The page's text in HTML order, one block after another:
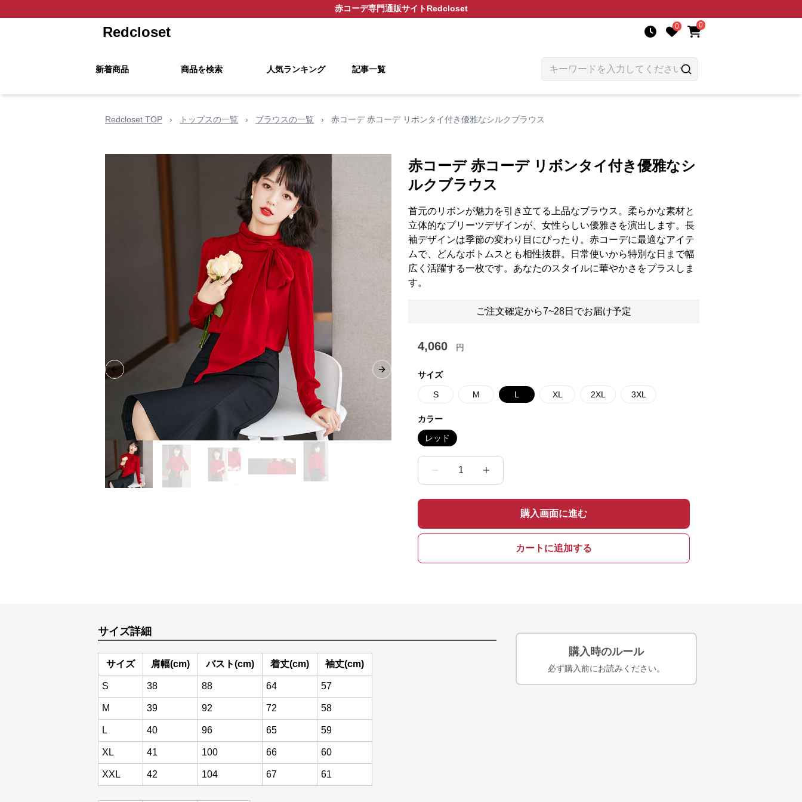
赤コーデ専門通販サイトRedcloset
Redcloset 0 0
新着商品 商品を検索 人気ランキング 記事一覧
Redcloset TOP › トップスの一覧 › ブラウスの一覧 › 赤コーデ 赤コーデ リボンタイ付き優雅なシルクブラウス
Previous slide Next slide
赤コーデ 赤コーデ リボンタイ付き優雅なシ
ルクブラウス
首元のリボンが魅力を引き立てる上品なブラウス。柔らかな素材と
立体的なプリーツデザインが、女性らしい優雅さを演出します。長
袖デザインは季節の変わり目にぴったり。赤コーデに最適なアイテ
ムで、どんなボトムスとも相性抜群。日常使いから特別な日まで幅
広く活躍する一枚です。あなたのスタイルに華やかさをプラスしま
す。
ご注文確定から7~28日でお届け予定
4,060 円
サイズ
S M L XL 2XL 3XL
カラー
レッド
1
購入画面に進む
カートに追加する
サイズ詳細
サイズ 肩幅(cm) バスト(cm) 着丈(cm) 袖丈(cm)
S 38 88 64 57
M 39 92 72 58
L 40 96 65 59
XL 41 100 66 60
XXL 42 104 67 61
購入時のルール
必ず購入前にお読みください。